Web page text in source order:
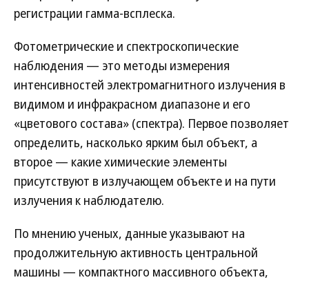
регистрации гамма-всплеска.
Фотометрические и спектроскопические
наблюдения — это методы измерения
интенсивностей электромагнитного излучения в
видимом и инфракрасном диапазоне и его
«цветового состава» (спектра). Первое позволяет
определить, насколько ярким был объект, а
второе — какие химические элементы
присутствуют в излучающем объекте и на пути
излучения к наблюдателю.
По мнению ученых, данные указывают на
продолжительную активность центральной
машины — компактного массивного объекта,